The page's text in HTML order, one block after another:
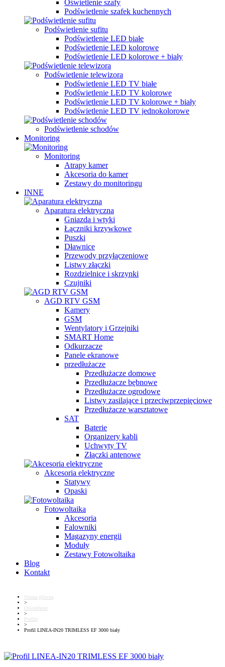
Oświetlenie szafy
Podświetlenie szafek kuchennych
Podświetlenie sufitu
Podświetlenie LED białe
Podświetlenie LED kolorowe
Podświetlenie LED kolorowe + biały
Podświetlenie telewizora
Podświetlenie LED TV białe
Podświetlenie LED TV kolorowe
Podświetlenie LED TV kolorowe + biały
Podświetlenie LED TV jednokolorowe
Podświetlenie schodów
Monitoring
Monitoring
Atrapy kamer
Akcesoria do kamer
Zestawy do monitoringu
INNE
Aparatura elektryczna
Gniazda i wtyki
Łączniki krzywkowe
Puszki
Dławnice
Przewody przyłączeniowe
Listwy złączki
Rozdzielnice i skrzynki
Czujniki
AGD RTV GSM
Kamery
GSM
Wentylatory i Grzejniki
SMART Home
Odkurzacze
Panele ekranowe
przedłużacze
Przedłużacze domowe
Przedłużacze bębnowe
Przedłużacze ogrodowe
Listwy zasilające i przeciwprzepięciowe
Przedłużacze warsztatowe
SAT
Baterie
Organizery kabli
Uchwyty TV
Złączki antenowe
Akcesoria elektryczne
Statywy
Opaski
Fotowoltaika
Akcesoria
Falowniki
Magazyny energii
Moduły
Zestawy Fotowoltaika
Blog
Kontakt
Strona główna
>
Oświetlenie
>
Profile
>
Profil LINEA-IN20 TRIMLESS EF 3000 biały